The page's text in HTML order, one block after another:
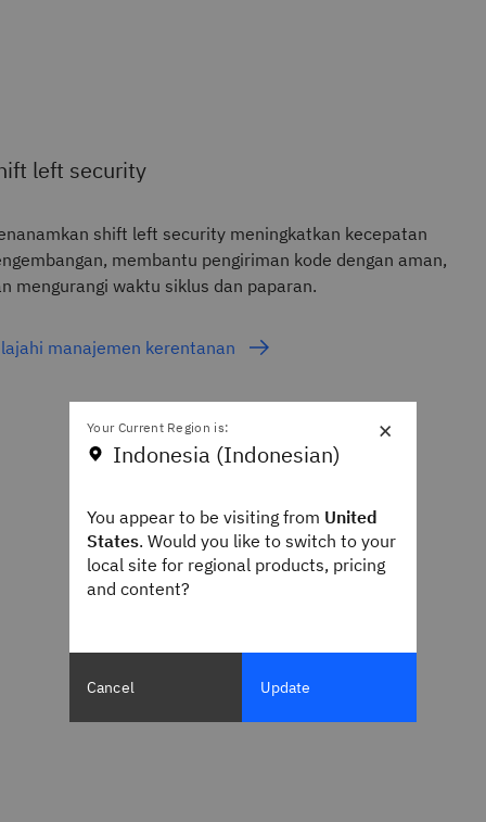
left security
shift left security meningkatkan kecepatan
membantu pengiriman kode dengan aman,
mengurangi waktu siklus dan paparan.
manajemen kerentanan
×
Your Current Region is:
Indonesia (Indonesian)
You appear to be visiting from United
States. Would you like to switch to your
local site for regional products, pricing
and content?
Cancel Update